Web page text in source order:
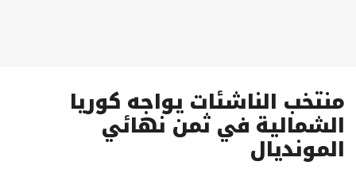
منتخب الناشئات يواجه كوريا
الشمالية في ثمن نهائي
المونديال